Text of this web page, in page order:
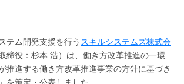
テム開発支援を行う スキルシステムズ株式会
締役：杉本 浩）は、働き方改革推進の一環
推進する働き方改革推進事業の方針に基づき